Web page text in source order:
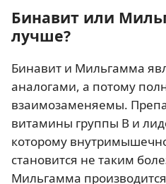
Бинавит или
лучше?
Бинавит и Мильгамма
аналогами, а потому
взаимозаменяемы.
витамины группы B и
которому
становится не таким
Мильгамма